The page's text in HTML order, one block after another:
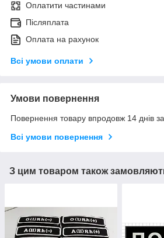
Оплатити частинами
Післяплата
Оплата на рахунок
Всі умови оплати
Умови повернення
Повернення товару впродовж 14 днів
Всі умови повернення
З цим товаром також